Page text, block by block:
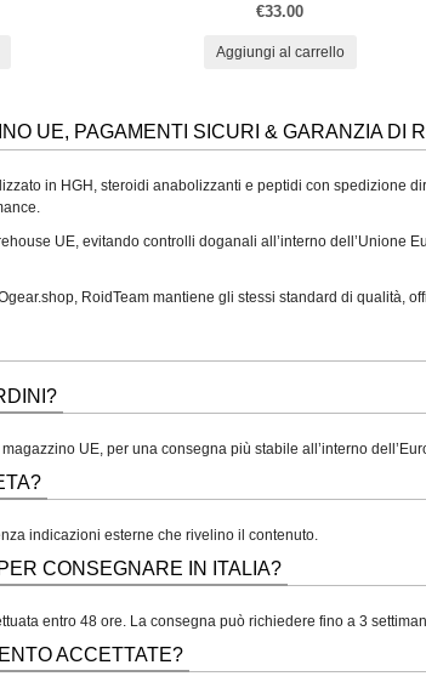
€33.00
Aggiungi al carrello
UE, PAGAMENTI SICURI & GARANZIA DI
in HGH, steroidi anabolizzanti e peptidi con spedizione
UE, evitando controlli doganali all’interno
RoidTeam mantiene gli stessi standard di qualità,
UE, per una consegna più stabile all’interno
indicazioni esterne che rivelino il contenuto.
CONSEGNARE IN ITALIA?
entro 48 ore. La consegna può richiedere fino a 3
ACCETTATE?